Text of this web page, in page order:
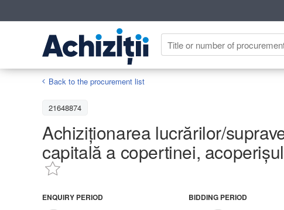
Back to the procurement list
21648874
Achiziționarea lucrărilor/
capitală a copertinei,
ENQUIRY PERIOD BIDDING PERIOD